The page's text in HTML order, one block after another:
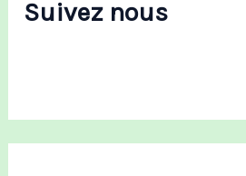
h
e
Suivez nous